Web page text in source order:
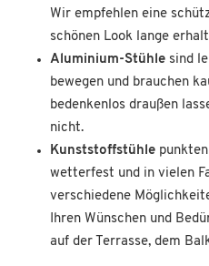
Wir empfehlen eine
schönen Look lange
Aluminium-Stühle sind
bewegen und brauchen
bedenkenlos draußen
nicht.
Kunststoffstühle
wetterfest und in vielen
verschiedene
Ihren Wünschen und
auf der Terrasse, dem